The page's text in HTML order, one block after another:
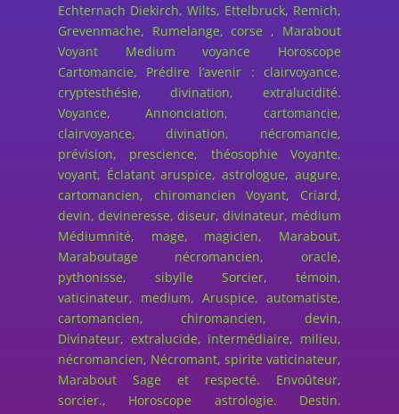
Echternach Diekirch, Wilts, Ettelbruck, Remich,
Grevenmache, Rumelange, corse , Marabout
Voyant Medium voyance Horoscope
Cartomancie, Prédire l’avenir : clairvoyance,
cryptesthésie, divination, extralucidité.
Voyance, Annonciation, cartomancie,
clairvoyance, divination, nécromancie,
prévision, prescience, théosophie Voyante,
voyant, Éclatant aruspice, astrologue, augure,
cartomancien, chiromancien Voyant, Criard,
devin, devineresse, diseur, divinateur, médium
Médiumnité, mage, magicien, Marabout,
Maraboutage nécromancien, oracle,
pythonisse, sibylle Sorcier, témoin,
vaticinateur, medium, Aruspice, automatiste,
cartomancien, chiromancien, devin,
Divinateur, extralucide, intermédiaire, milieu,
nécromancien, Nécromant, spirite vaticinateur,
Marabout Sage et respecté. Envoûteur,
sorcier., Horoscope astrologie. Destin.